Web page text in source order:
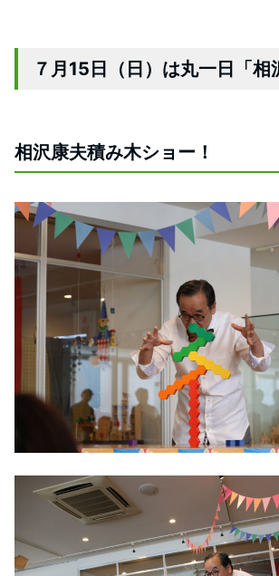
７月15日（日）は丸一日「相
相沢康夫積み木ショー！